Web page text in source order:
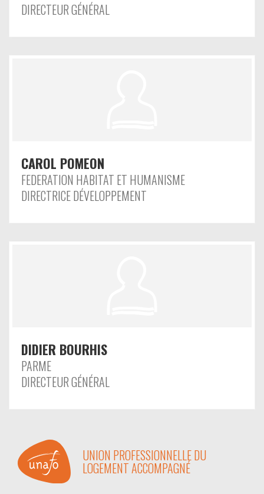
DIRECTEUR GÉNÉRAL
CAROL POMEON
FEDERATION HABITAT ET HUMANISME
DIRECTRICE DÉVELOPPEMENT
DIDIER BOURHIS
PARME
DIRECTEUR GÉNÉRAL
UNION PROFESSIONNELLE DU
LOGEMENT ACCOMPAGNÉ